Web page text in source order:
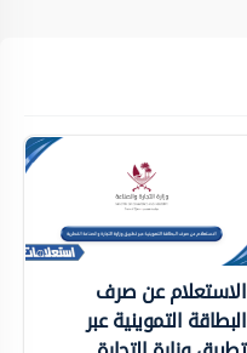
الاستعلام عن صرف
البطاقة التموينية عبر